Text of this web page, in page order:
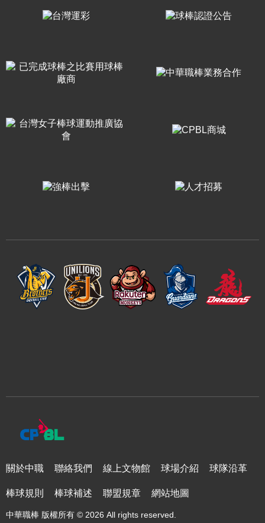
關於中職 聯絡我們 線上文物館 球場介紹 球隊沿革
棒球規則 棒球補述 聯盟規章 網站地圖
中華職棒 版權所有 © 2026 All rights reserved.